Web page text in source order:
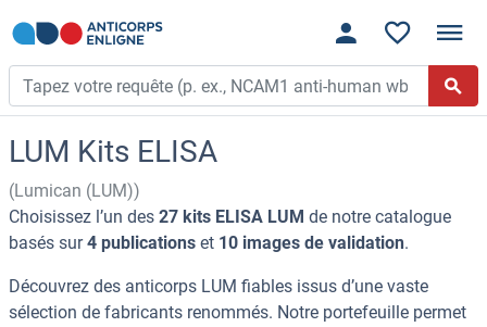
LUM Kits ELISA
(Lumican (LUM))
Choisissez l’un des 27 kits ELISA LUM de notre catalogue
basés sur4 publications et 10 images de validation.
Découvrez des anticorps LUM fiables issus d’une vaste
sélection de fabricants renommés. Notre portefeuille permet